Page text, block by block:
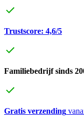
Trustscore: 4,6/5
Familiebedrijf sinds
Gratis verzending